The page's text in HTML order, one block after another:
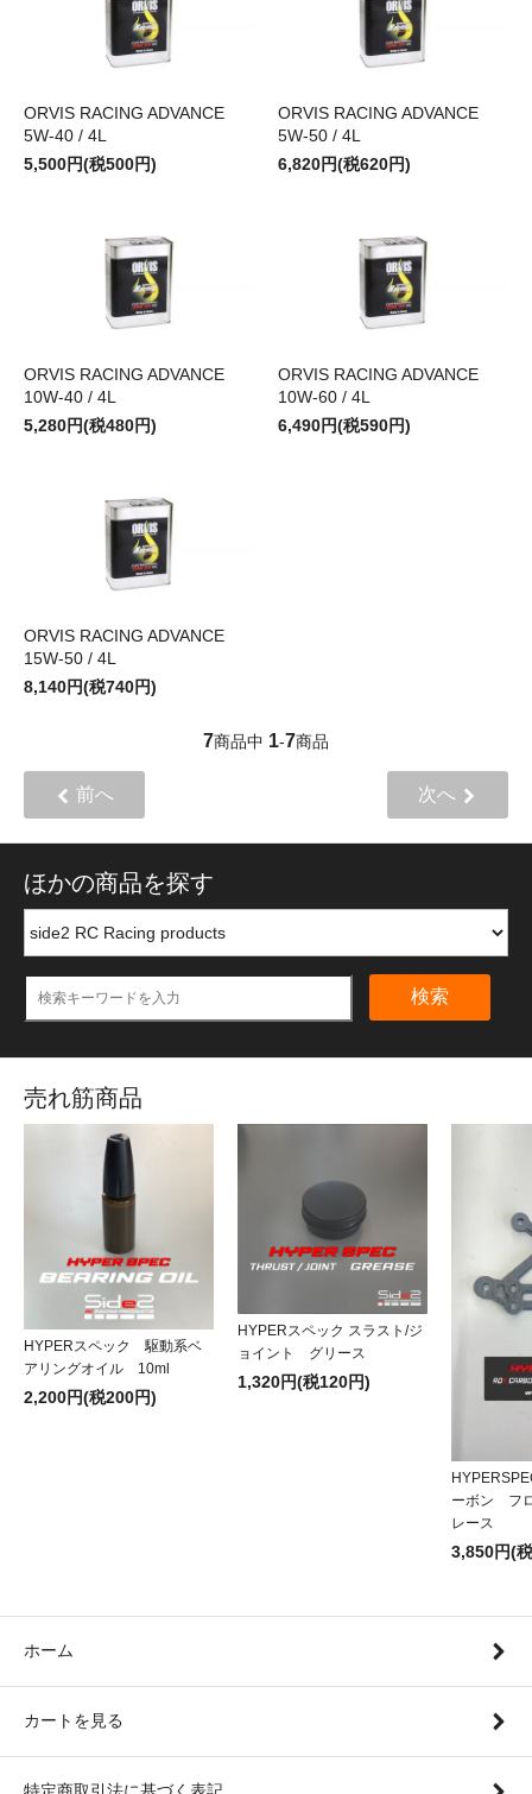
ORVIS RACING ADVANCE
5W-40 / 4L
5,500円(税500円)
ORVIS RACING ADVANCE
5W-50 / 4L
6,820円(税620円)
ORVIS RACING ADVANCE
10W-40 / 4L
5,280円(税480円)
ORVIS RACING ADVANCE
10W-60 / 4L
6,490円(税590円)
ORVIS RACING ADVANCE
15W-50 / 4L
8,140円(税740円)
7商品中 1-7商品
前へ 次へ
ほかの商品を探す
検索
売れ筋商品
HYPERスペック 駆動系ベ
アリングオイル 10ml
2,200円(税200円)
HYPERスペック スラスト/ジ
ョイント グリース
1,320円(税120円)
ーボン フ
レース
3,850円(
ホーム
カートを見る